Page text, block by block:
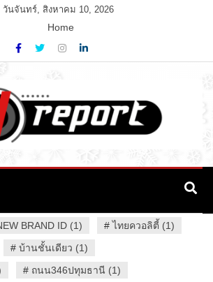
วันจันทร์, สิงหาคม 10, 2026
Home
BRAND ID (1) #ไทยควอลิตี้ (1)
# บ้านชั้นเดียว (1)
# ถนน346ปทุมธานี (1)